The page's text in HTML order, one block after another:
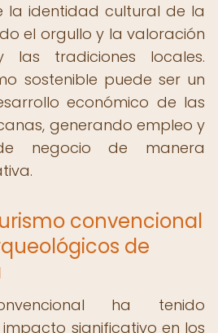
la identidad cultural de la
el orgullo y la valoración
tradiciones locales.
sostenible puede ser un
económico de las
generando empleo y
negocio de manera
convencional
de
ha tenido
significativo en los